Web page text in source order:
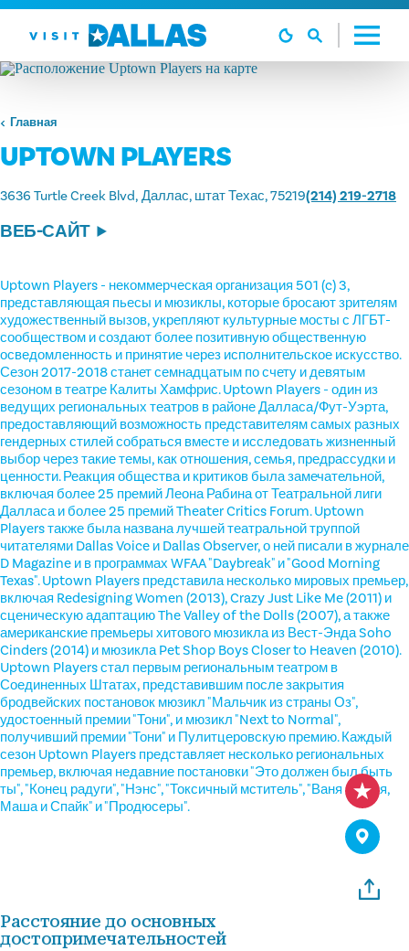
Перейти к содержанию
Главная
UPTOWN PLAYERS
3636 Turtle Creek Blvd Даллас, штат Техас, 75219(214) 219-2718
ВЕБ-САЙТ
Uptown Players - некоммерческая организация 501 (c) 3,
представляющая пьесы и мюзиклы, которые бросают зрителям
художественный вызов, укрепляют культурные мосты с ЛГБТ-
сообществом и создают более позитивную общественную
осведомленность и принятие через исполнительское искусство.
Сезон 2017-2018 станет семнадцатым по счету и девятым
сезоном в театре Калиты Хамфрис. Uptown Players - один из
ведущих региональных театров в районе Далласа/Фут-Уэрта,
предоставляющий возможность представителям самых разных
гендерных стилей собраться вместе и исследовать жизненный
выбор через такие темы, как отношения, семья, предрассудки и
ценности. Реакция общества и критиков была замечательной,
включая более 25 премий Леона Рабина от Театральной лиги
Далласа и более 25 премий Theater Critics Forum. Uptown
Players также была названа лучшей театральной труппой
читателями Dallas Voice и Dallas Observer, о ней писали в журнале
D Magazine и в программах WFAA "Daybreak" и "Good Morning
Texas". Uptown Players представила несколько мировых премьер,
включая Redesigning Women (2013), Crazy Just Like Me (2011) и
сценическую адаптацию The Valley of the Dolls (2007), а также
американские премьеры хитового мюзикла из Вест-Энда Soho
Cinders (2014) и мюзикла Pet Shop Boys Closer to Heaven (2010).
Uptown Players стал первым региональным театром в
Соединенных Штатах, представившим после закрытия
бродвейских постановок мюзикл "Мальчик из страны Оз",
удостоенный премии "Тони", и мюзикл "Next to Normal",
получивший премии "Тони" и Пулитцеровскую премию. Каждый
сезон Uptown Players представляет несколько региональных
премьер, включая недавние постановки "Это должен был быть
ты", "Конец радуги", "Нэнс", "Токсичный мститель", "Ваня и Соня,
Маша и Спайк" и "Продюсеры".
Расстояние до основных
достопримечательностей